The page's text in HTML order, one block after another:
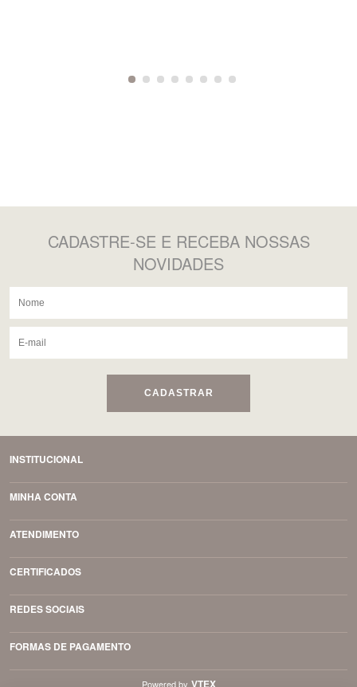
CADASTRE-SE E RECEBA NOSSAS
NOVIDADES
CADASTRAR
INSTITUCIONAL
MINHA CONTA
ATENDIMENTO
CERTIFICADOS
REDES SOCIAIS
FORMAS DE PAGAMENTO
Powered by VTEX